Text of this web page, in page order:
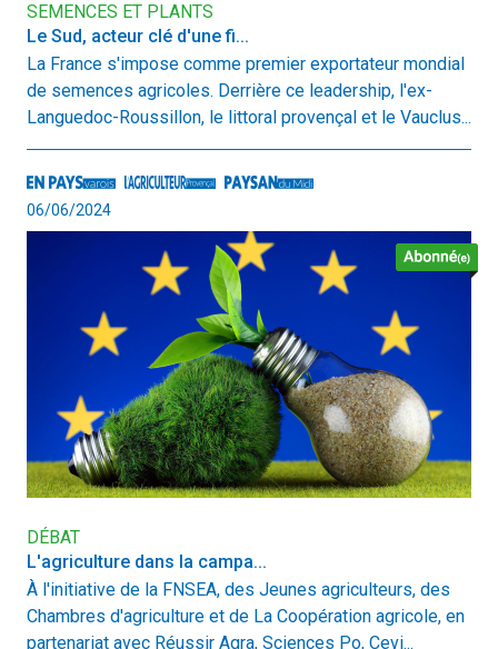
SEMENCES ET PLANTS
Le Sud, acteur clé d'une fi...
La France s'impose comme premier exportateur mondial
de semences agricoles. Derrière ce leadership, l'ex-
Languedoc-Roussillon, le littoral provençal et le Vauclus...
06/06/2024
DÉBAT
L'agriculture dans la campa...
À l'initiative de la FNSEA, des Jeunes agriculteurs, des
Chambres d'agriculture et de La Coopération agricole, en
partenariat avec Réussir Agra, Sciences Po, Cevi...